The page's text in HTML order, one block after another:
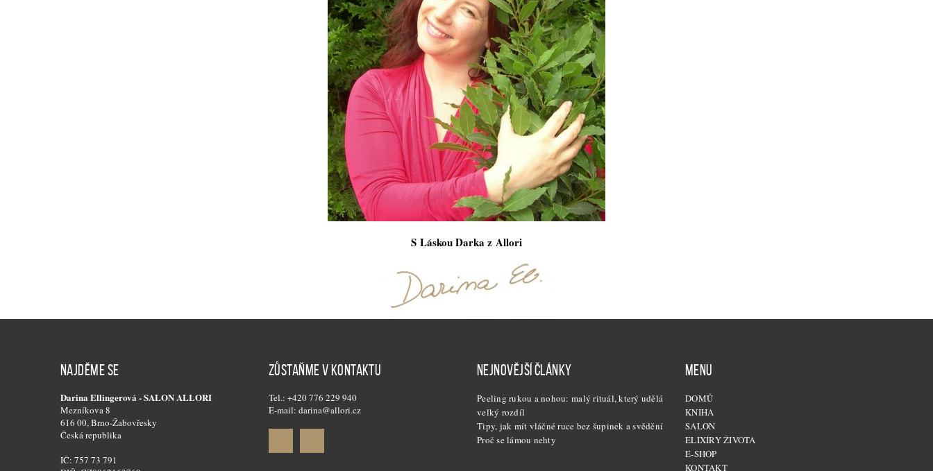
S Láskou Darka z Allori
NAJDĚME SE
Darina Ellingerová - SALON ALLORI
Mezníkova 8
616 00, Brno-Žabovřesky
Česká republika
IČ: 757 73 791
ZŮSTAŇME V KONTAKTU
Tel.: +420 776 229 940
E-mail: darina@allori.cz
NEJNOVĚJŠÍ ČLÁNKY
Peeling rukou a nohou: malý rituál, který udělá
velký rozdíl
Tipy, jak mít vláčné ruce bez šupinek a svědění
Proč se lámou nehty
MENU
DOMŮ
KNIHA
SALON
ELIXÍRY ŽIVOTA
E-SHOP
KONTAKT